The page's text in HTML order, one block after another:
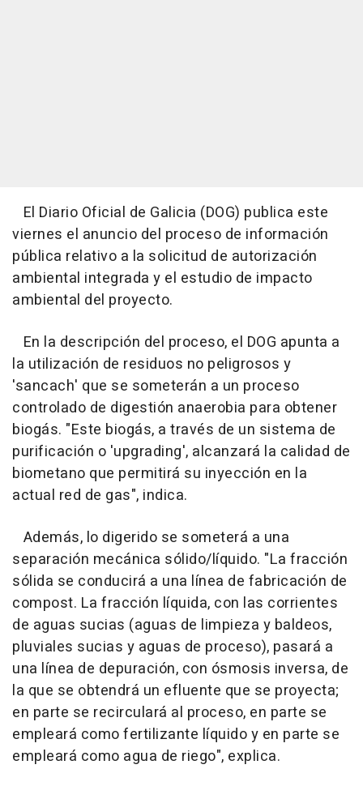
El Diario Oficial de Galicia (DOG) publica este
viernes el anuncio del proceso de información
pública relativo a la solicitud de autorización
ambiental integrada y el estudio de impacto
ambiental del proyecto.
En la descripción del proceso, el DOG apunta a
la utilización de residuos no peligrosos y
'sancach' que se someterán a un proceso
controlado de digestión anaerobia para obtener
biogás. "Este biogás, a través de un sistema de
purificación o 'upgrading', alcanzará la calidad de
biometano que permitirá su inyección en la
actual red de gas", indica.
Además, lo digerido se someterá a una
separación mecánica sólido/líquido. "La fracción
sólida se conducirá a una línea de fabricación de
compost. La fracción líquida, con las corrientes
de aguas sucias (aguas de limpieza y baldeos,
pluviales sucias y aguas de proceso), pasará a
una línea de depuración, con ósmosis inversa, de
la que se obtendrá un efluente que se proyecta;
en parte se recirculará al proceso, en parte se
empleará como fertilizante líquido y en parte se
empleará como agua de riego", explica.